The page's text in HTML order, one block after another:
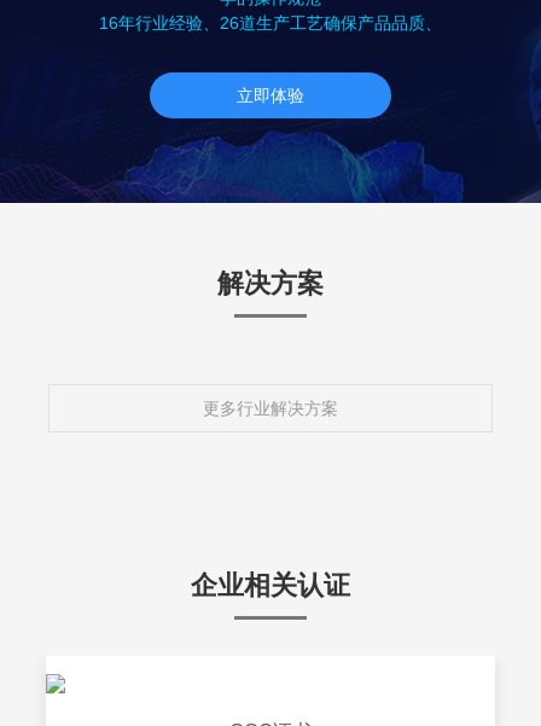
16年行业经验、26道生产工艺确保产品品质、
立即体验
解决方案
更多行业解决方案
企业相关认证